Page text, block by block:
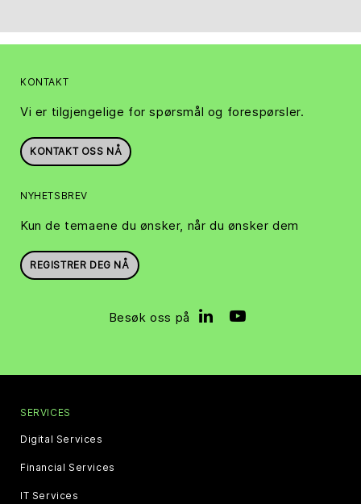
KONTAKT
Vi er tilgjengelige for spørsmål og forespørsler.
KONTAKT OSS NÅ
NYHETSBREV
Kun de temaene du ønsker, når du ønsker dem
REGISTRER DEG NÅ
Besøk oss på
SERVICES
Digital Services
Financial Services
IT Services